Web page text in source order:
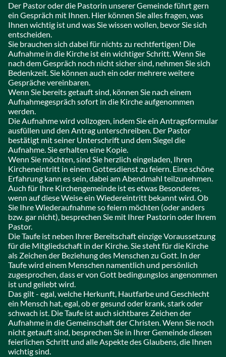
Der Pastor oder die Pastorin unserer Gemeinde führt gern
ein Gespräch mit Ihnen. Hier können Sie alles fragen, was
Ihnen wichtig ist und was Sie wissen wollen, bevor Sie sich
entscheiden.
Sie brauchen sich dabei für nichts zu rechtfertigen! Die
Aufnahme in die Kirche ist ein wichtiger Schritt. Wenn Sie
nach dem Gespräch noch nicht sicher sind, nehmen Sie sich
Bedenkzeit. Sie können auch ein oder mehrere weitere
Gespräche vereinbaren.
Wenn Sie bereits getauft sind, können Sie nach einem
Aufnahmegespräch sofort in die Kirche aufgenommen
werden.
Die Aufnahme wird vollzogen, indem Sie ein Antragsformular
ausfüllen und den Antrag unterschreiben. Der Pastor
bestätigt mit seiner Unterschrift und dem Siegel die
Aufnahme. Sie erhalten eine Kopie.
Wenn Sie möchten, sind Sie herzlich eingeladen, Ihren
Kircheneintritt in einem Gottesdienst zu feiern. Eine schöne
Erfahrung kann es sein, dabei am Abendmahl teilzunehmen.
Auch für Ihre Kirchengemeinde ist es etwas Besonderes,
wenn auf diese Weise ein Wiedereintritt bekannt wird. Ob
Sie Ihre Wiederaufnahme so feiern möchten (oder anders
bzw. gar nicht), besprechen Sie mit Ihrer Pastorin oder Ihrem
Pastor.
Die Taufe ist neben Ihrer Bereitschaft einzige Voraussetzung
für die Mitgliedschaft in der Kirche. Sie steht für die Kirche
als Zeichen der Beziehung des Menschen zu Gott. In der
Taufe wird einem Menschen namentlich und persönlich
zugesprochen, dass er von Gott bedingungslos angenommen
ist und geliebt wird.
Das gilt - egal, welche Herkunft, Hautfarbe und Geschlecht
ein Mensch hat, egal, ob er gesund oder krank, stark oder
schwach ist. Die Taufe ist auch sichtbares Zeichen der
Aufnahme in die Gemeinschaft der Christen. Wenn Sie noch
nicht getauft sind, besprechen Sie in Ihrer Gemeinde diesen
feierlichen Schritt und alle Aspekte des Glaubens, die Ihnen
wichtig sind.